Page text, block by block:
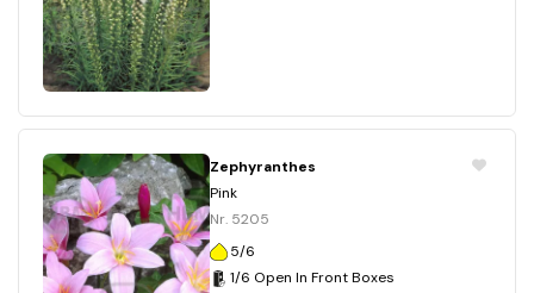
Zephyranthes
Pink
Nr. 5205
5/6
1/6 Open In Front Boxes